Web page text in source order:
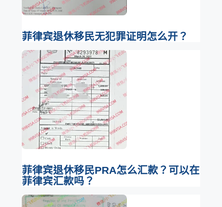
菲律宾退休移民无犯罪证明怎么开？
菲律宾退休移民PRA怎么汇款？可以在
菲律宾汇款吗？